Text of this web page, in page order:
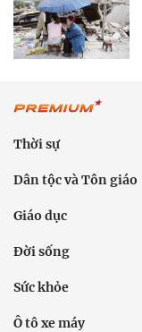
Thời sự
Dân tộc và Tôn giáo
Giáo dục
Đời sống
Sức khỏe
Ô tô xe máy